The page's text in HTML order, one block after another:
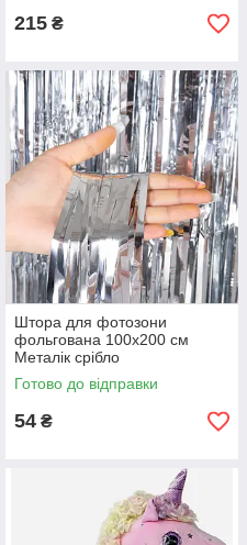
215 ₴
Штора для фотозони
фольгована 100х200 см
Металік срібло
Готово до відправки
54 ₴